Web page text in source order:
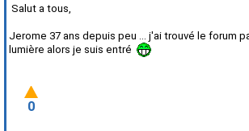
Salut a tous,
Jerome 37 ans depuis peu ... j'ai trouvé le forum
lumière alors je suis entré
0